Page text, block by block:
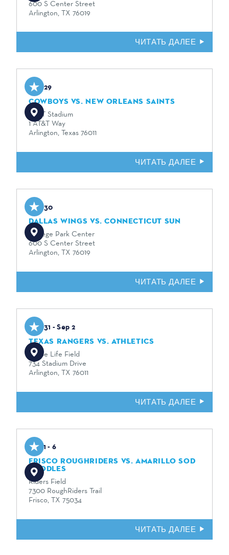
600 S Center Street
Arlington, TX 76019
ЧИТАТЬ ДАЛЕЕ
Aug 29
COWBOYS VS. NEW ORLEANS SAINTS
AT&T Stadium
1 AT&T Way
Arlington, Texas 76011
ЧИТАТЬ ДАЛЕЕ
Aug 30
DALLAS WINGS VS. CONNECTICUT SUN
College Park Center
600 S Center Street
Arlington, TX 76019
ЧИТАТЬ ДАЛЕЕ
Aug 31 - Sep 2
TEXAS RANGERS VS. ATHLETICS
Globe Life Field
734 Stadium Drive
Arlington, TX 76011
ЧИТАТЬ ДАЛЕЕ
Sep 1 - 6
FRISCO ROUGHRIDERS VS. AMARILLO SOD
POODLES
Riders Field
7300 RoughRiders Trail
Frisco, TX 75034
ЧИТАТЬ ДАЛЕЕ